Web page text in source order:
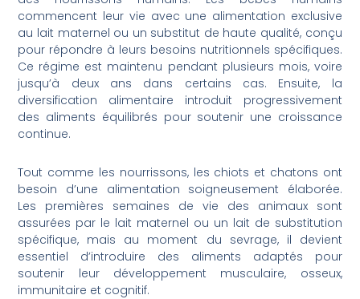
commencent leur vie avec une alimentation exclusive
au lait maternel ou un substitut de haute qualité, conçu
pour répondre à leurs besoins nutritionnels spécifiques.
Ce régime est maintenu pendant plusieurs mois, voire
jusqu’à deux ans dans certains cas. Ensuite, la
diversification alimentaire introduit progressivement
des aliments équilibrés pour soutenir une croissance
continue.
Tout comme les nourrissons, les chiots et chatons ont
besoin d’une alimentation soigneusement élaborée.
Les premières semaines de vie des animaux sont
assurées par le lait maternel ou un lait de substitution
spécifique, mais au moment du sevrage, il devient
essentiel d’introduire des aliments adaptés pour
soutenir leur développement musculaire, osseux,
immunitaire et cognitif.